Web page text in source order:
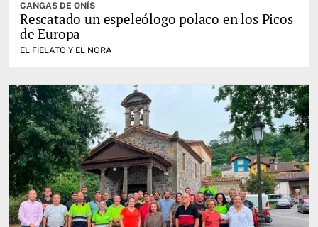
CANGAS DE ONÍS
Rescatado un espeleólogo polaco en los Picos
de Europa
EL FIELATO Y EL NORA